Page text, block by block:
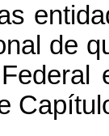
de